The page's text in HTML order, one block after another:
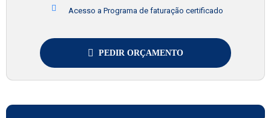
Acesso a Programa de faturação certificado
PEDIR ORÇAMENTO